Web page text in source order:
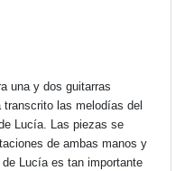
una y dos guitarras
las melodías del
Lucía. Las piezas se
de ambas manos y
Lucía es tan importante